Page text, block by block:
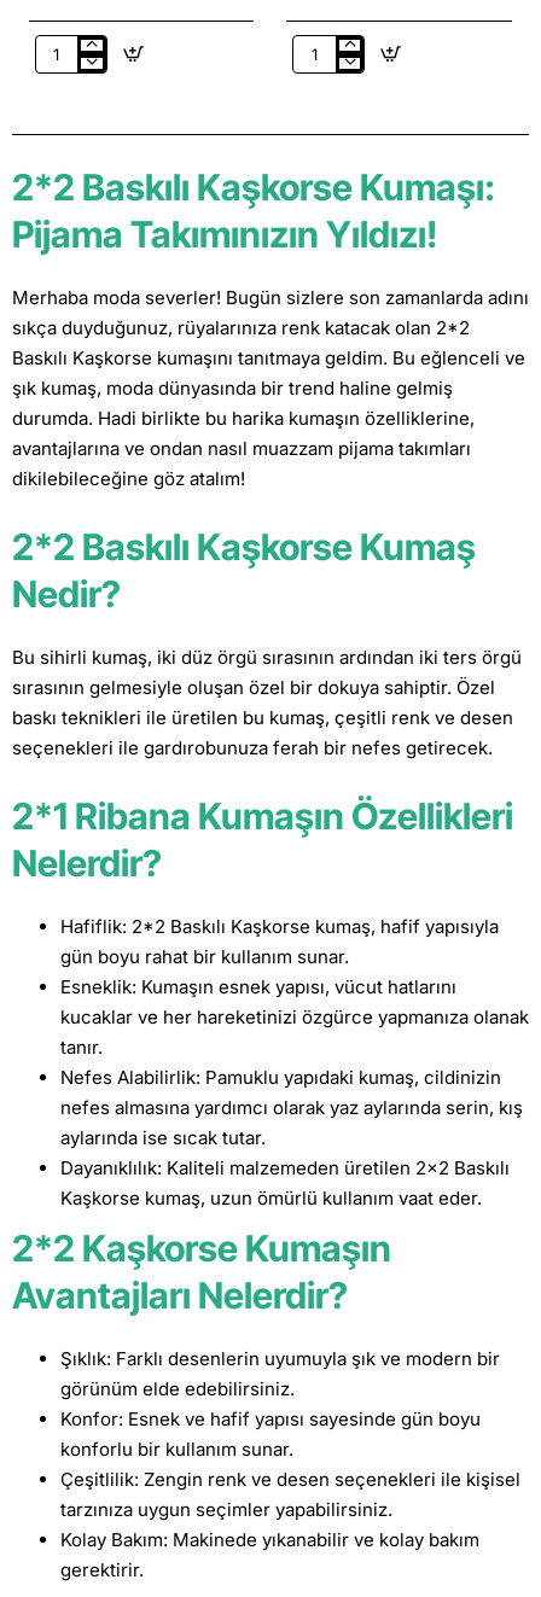
2*2 Baskılı Kaşkorse Kumaşı:
Pijama Takımınızın Yıldızı!
Merhaba moda severler! Bugün sizlere son zamanlarda adını
sıkça duyduğunuz, rüyalarınıza renk katacak olan 2*2
Baskılı Kaşkorse kumaşını tanıtmaya geldim. Bu eğlenceli ve
şık kumaş, moda dünyasında bir trend haline gelmiş
durumda. Hadi birlikte bu harika kumaşın özelliklerine,
avantajlarına ve ondan nasıl muazzam pijama takımları
dikilebileceğine göz atalım!
2*2 Baskılı Kaşkorse Kumaş
Nedir?
Bu sihirli kumaş, iki düz örgü sırasının ardından iki ters örgü
sırasının gelmesiyle oluşan özel bir dokuya sahiptir. Özel
baskı teknikleri ile üretilen bu kumaş, çeşitli renk ve desen
seçenekleri ile gardırobunuza ferah bir nefes getirecek.
2*1 Ribana Kumaşın Özellikleri
Nelerdir?
Hafiflik: 2*2 Baskılı Kaşkorse kumaş, hafif yapısıyla
gün boyu rahat bir kullanım sunar.
Esneklik: Kumaşın esnek yapısı, vücut hatlarını
kucaklar ve her hareketinizi özgürce yapmanıza olanak
tanır.
Nefes Alabilirlik: Pamuklu yapıdaki kumaş, cildinizin
nefes almasına yardımcı olarak yaz aylarında serin, kış
aylarında ise sıcak tutar.
Dayanıklılık: Kaliteli malzemeden üretilen 2x2 Baskılı
Kaşkorse kumaş, uzun ömürlü kullanım vaat eder.
2*2 Kaşkorse Kumaşın
Avantajları Nelerdir?
Şıklık: Farklı desenlerin uyumuyla şık ve modern bir
görünüm elde edebilirsiniz.
Konfor: Esnek ve hafif yapısı sayesinde gün boyu
konforlu bir kullanım sunar.
Çeşitlilik: Zengin renk ve desen seçenekleri ile kişisel
tarzınıza uygun seçimler yapabilirsiniz.
Kolay Bakım: Makinede yıkanabilir ve kolay bakım
gerektirir.
Renkli
Kaşkorse
Zürafa
Kumaş